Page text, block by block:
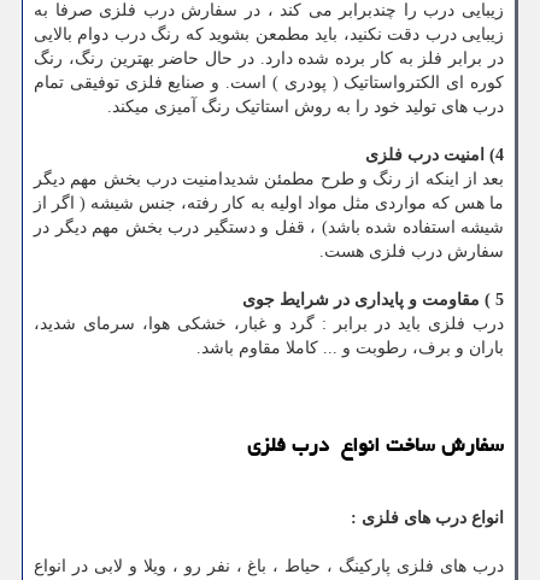
زیبایی درب را چندبرابر می کند ، در سفارش درب فلزی صرفا به
زیبایی درب دقت نکنید، باید مطمعن بشوید که رنگ درب دوام بالایی
در برابر فلز به کار برده شده دارد. در حال حاضر بهترین رنگ، رنگ
کوره ای الکترواستاتیک ( پودری ) است. و صنایع فلزی توفیقی تمام
درب های تولید خود را به روش استاتیک رنگ آمیزی میکند.
4) امنیت درب فلزی
بعد از اینکه از رنگ و طرح مطمئن شدیدامنیت درب بخش مهم دیگر
ما هس که مواردی مثل مواد اولیه به کار رفته، جنس شیشه ( اگر از
شیشه استفاده شده باشد) ، قفل و دستگیر درب بخش مهم دیگر در
سفارش درب فلزی هست.
5 ) مقاومت و پایداری در شرایط جوی
درب فلزی باید در برابر : گرد و غبار، خشکی هوا، سرمای شدید،
باران و برف، رطوبت و ... کاملا مقاوم باشد.
سفارش ساخت انواع درب فلزی
انواع درب های فلزی :
درب های فلزی پارکینگ ، حیاط ، باغ ، نفر رو ، ویلا و لابی در انواع